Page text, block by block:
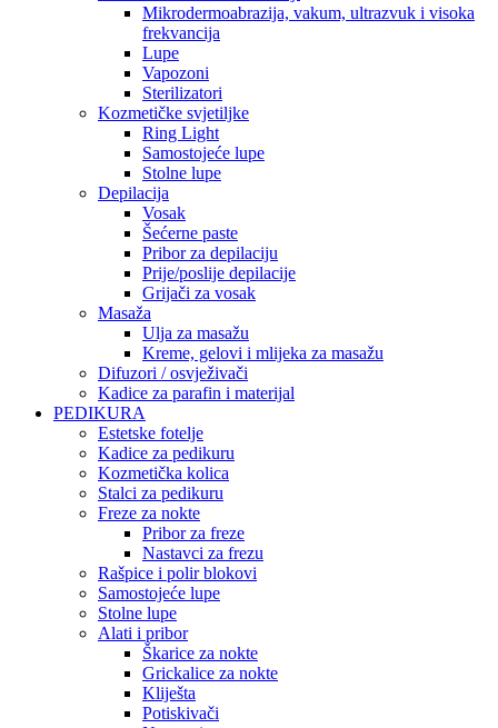
Mikrodermoabrazija, vakum, ultrazvuk i visoka
frekvancija
Lupe
Vapozoni
Sterilizatori
Kozmetičke svjetiljke
Ring Light
Samostojeće lupe
Stolne lupe
Depilacija
Vosak
Šećerne paste
Pribor za depilaciju
Prije/poslije depilacije
Grijači za vosak
Masaža
Ulja za masažu
Kreme, gelovi i mlijeka za masažu
Difuzori / osvježivači
Kadice za parafin i materijal
PEDIKURA
Estetske fotelje
Kadice za pedikuru
Kozmetička kolica
Stalci za pedikuru
Freze za nokte
Pribor za freze
Nastavci za frezu
Rašpice i polir blokovi
Samostojeće lupe
Stolne lupe
Alati i pribor
Škarice za nokte
Grickalice za nokte
Kliješta
Potiskivači